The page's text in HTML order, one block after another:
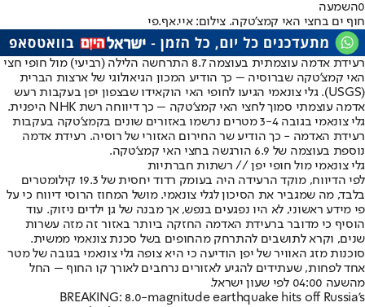
0השמעה
חוף ים בחצי האי קמצ'טקה. צילום: איי.אף.פי
רעידת אדמה עוצמתית בעוצמה 8.7 התרחשה הלילה (רביעי) מול חופי חצי
האי קמצ'טקה שברוסיה – כך הודיע המכון הגיאולוגי של ארצות הברית
(USGS). גלי צונאמי הגיעו לחופי האי הוקאידו שבצפון יפן בעקבות רעש
אדמה עוצמתי סמוך לחצי האי קמצ'טקה – כך דיווחה רשת NHK היפנית.
גלי צונאמי בגובה 3-4 מטרים נרשמו באזורים שונים בקמצ'טקה בעקבות
רעידת האדמה - כך הודיע שר החירום האזורי של רוסיה. רעידת אדמה
נוספת בעוצמה של 6.9 הורגשה בחצי האי קמצ'טקה.
גלי צונאמי מול חופי יפן // רשתות חברתיות
לפי הדיווח, מוקד הרעידה היה בעומק רדוד יחסית של 19.3 קילומטרים
בלבד, מה שמגביר את הסיכון לגלי צונאמי. מושל המחוז הרוסי דיווח כי על
פי מידע ראשוני, לא היו נפגעים בנפש, אך מבנה של גן ילדים ניזוק. עוד
הוסיף כי מדובר ברעידת האדמה החזקה ביותר באזור זה מזה עשרות
שנים, וקרא לתושבים להתרחק מהחופים בשל סכנת צונאמי ממשית.
סוכנות מזג האוויר של יפן הודיעה כי היא צופה גלי צונאמי בגובה של מטר
אחד לפחות, שעתידים להגיע לאזורים נרחבים לאורך קו החוף – החל
מהשעה 04:00 לפי שעון ישראל.
BREAKING: 8.0-magnitude earthquake hits off Russia's